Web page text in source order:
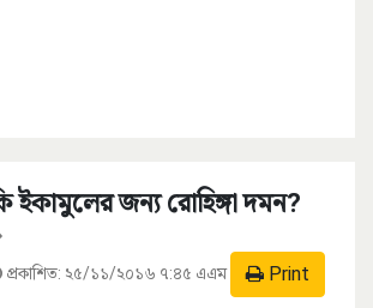
জন্য রোহিঙ্গা দমন?
প্রকাশিত: ২৫/১১/২০১৬ ৭:৪৫ এএম Print